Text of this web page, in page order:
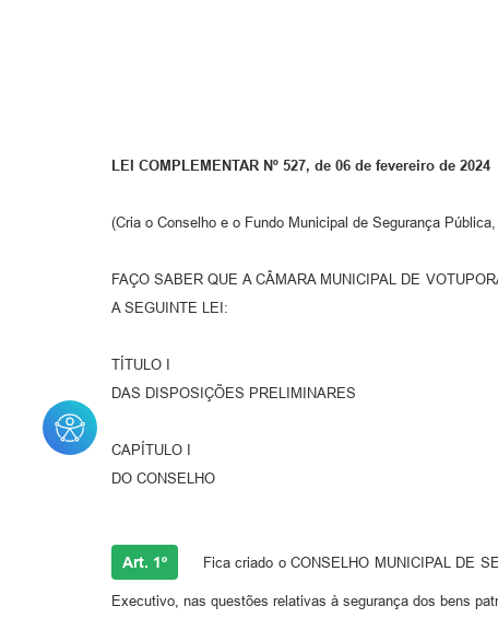
LEI COMPLEMENTAR Nº 527, de 06 de fevereiro de 2024
(Cria o Conselho e o Fundo Municipal de Segurança
FAÇO SABER QUE A CÂMARA MUNICIPAL DE
A SEGUINTE LEI:
TÍTULO I
DAS DISPOSIÇÕES PRELIMINARES
CAPÍTULO I
DO CONSELHO
Art. 1º Fica criado o CONSELHO MUNICIPAL DE
Executivo, nas questões relativas à segurança dos bens